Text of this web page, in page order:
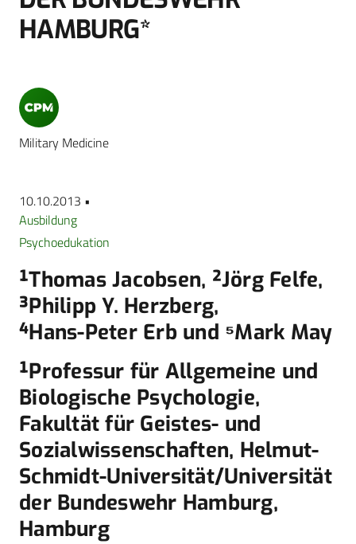
HAMBURG*
Military Medicine
10.10.2013 •
Ausbildung
Psychoedukation
¹Thomas Jacobsen, ²Jörg Felfe,
³Philipp Y. Herzberg,
⁴Hans-Peter Erb und ⁵Mark May
¹Professur für Allgemeine und
Biologische Psychologie,
Fakultät für Geistes- und
Sozialwissenschaften, Helmut-
Schmidt-Universität/Universität
der Bundeswehr Hamburg,
Hamburg